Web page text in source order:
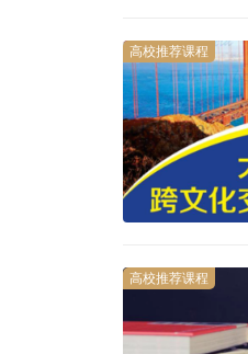
高校推荐课程
高校推荐课程